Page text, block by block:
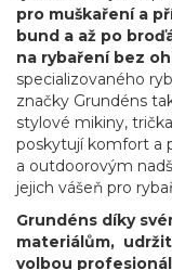
pro muškaření a
bund a až po
na rybaření bez
specializovaného
značky Grundéns
stylové mikiny,
poskytují komfort a
a outdoorovým
jejich vášeň pro
Grundéns díky
materiálům,
volbou